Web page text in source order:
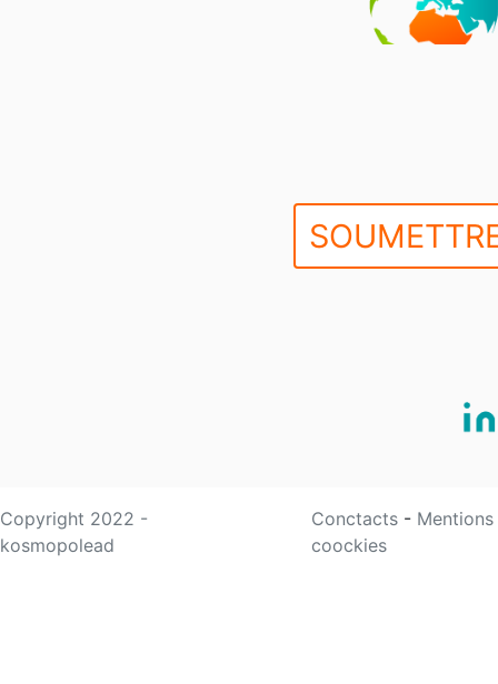
Copyright 2022 -
kosmopolead
Conctacts -
coockies